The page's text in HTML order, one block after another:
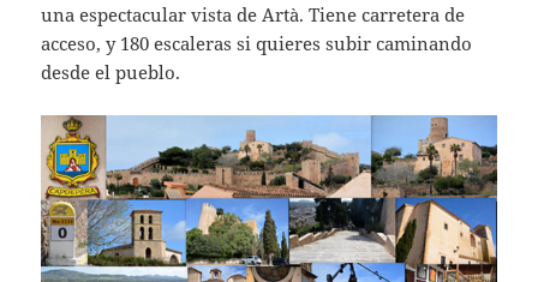
una espectacular vista de Artà. Tiene carretera de
acceso, y 180 escaleras si quieres subir caminando
desde el pueblo.